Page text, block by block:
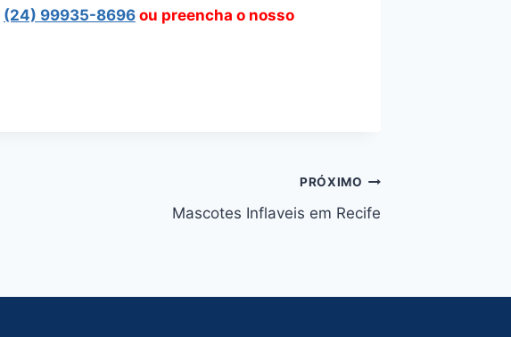
(24) 99935-8696 ou preencha o nosso
PRÓXIMO
Mascotes Inflaveis em Recife